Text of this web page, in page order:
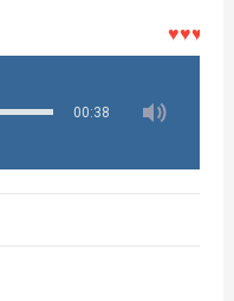
♥♥♥着メ
00:38